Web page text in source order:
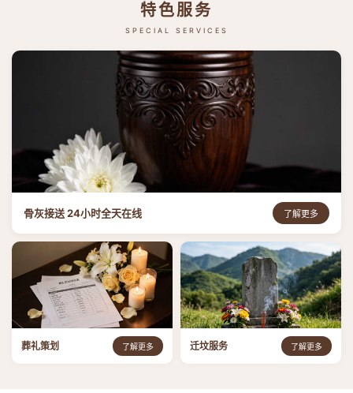
特色服务
SPECIAL SERVICES
骨灰接送 24小时全天在线 了解更多
葬礼策划 了解更多 迁坟服务 了解更多